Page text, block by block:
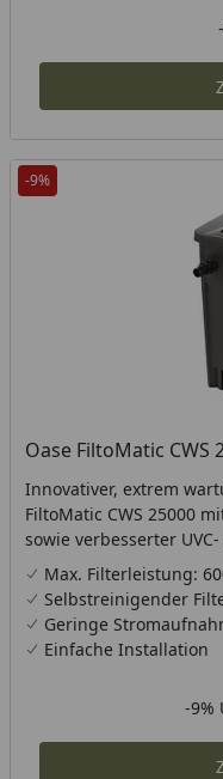
-9%
Oase FiltoMatic CWS
Innovativer, extrem
FiltoMatic CWS 25000
sowie verbesserter
Max. Filterleistung:
Selbstreinigender
Geringe
Einfache Installation
-9%